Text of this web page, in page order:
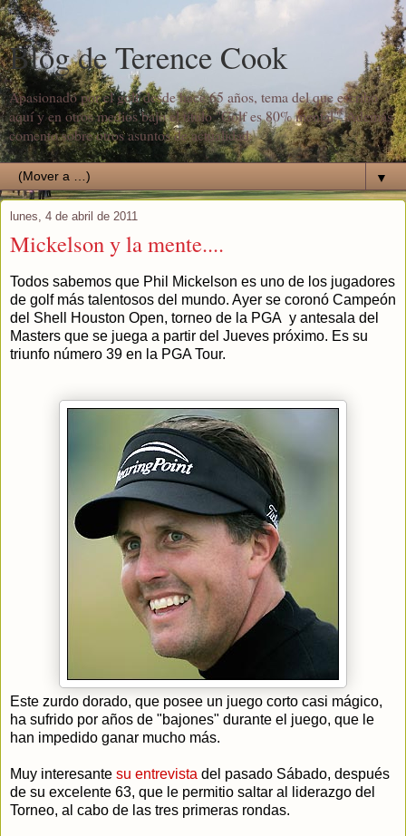
Blog de Terence Cook
Apasionado por el golf desde hace 65 años, tema del que escribo
aquí y en otros medios bajo el título "Golf es 80% mental". Además
comento sobre otros asuntos de actualidad.
▼
lunes, 4 de abril de 2011
Mickelson y la mente....
Todos sabemos que Phil Mickelson es uno de los jugadores
de golf más talentosos del mundo. Ayer se coronó Campeón
del Shell Houston Open, torneo de la PGA y antesala del
Masters que se juega a partir del Jueves próximo. Es su
triunfo número 39 en la PGA Tour.
Este zurdo dorado, que posee un juego corto casi mágico,
ha sufrido por años de "bajones" durante el juego, que le
han impedido ganar mucho más.
Muy interesante su entrevista del pasado Sábado, después
de su excelente 63, que le permitio saltar al liderazgo del
Torneo, al cabo de las tres primeras rondas.